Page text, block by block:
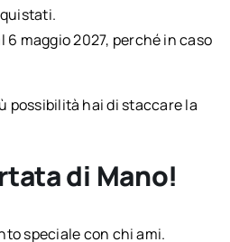
maggio 2027, perché in caso
possibilità hai di staccare la
di Mano!
speciale con chi ami.